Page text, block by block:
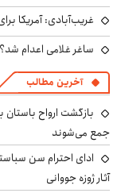
غریب‌آبادی: آمریکا
ساغر غلامی اعدام
آخرین مطالب
بازگشت ارواح باستان
جمع می‌شوند
ادای احترام سن
آثار ژوزه جووانی